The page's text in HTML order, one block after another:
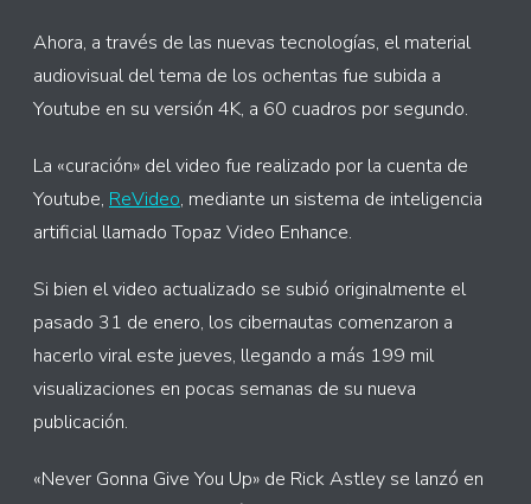
Ahora, a través de las nuevas tecnologías, el material
audiovisual del tema de los ochentas fue subida a
Youtube en su versión 4K, a 60 cuadros por segundo.
La «curación» del video fue realizado por la cuenta de
Youtube, ReVideo, mediante un sistema de inteligencia
artificial llamado Topaz Video Enhance.
Si bien el video actualizado se subió originalmente el
pasado 31 de enero, los cibernautas comenzaron a
hacerlo viral este jueves, llegando a más 199 mil
visualizaciones en pocas semanas de su nueva
publicación.
«Never Gonna Give You Up» de Rick Astley se lanzó en